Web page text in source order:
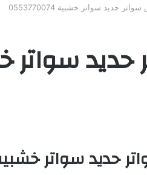
حديد سواتر خشبية 0553770074
سواتر
حديد سواتر